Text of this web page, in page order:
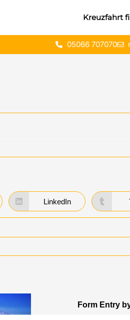
Kreuzfahrt
05066 707070
LinkedIn
Form Entry